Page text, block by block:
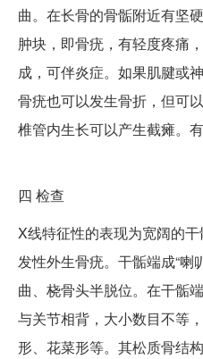
曲。在长骨的骨骺附近有坚
肿块，即骨疣，有轻度疼痛
成，可伴炎症。如果肌腱或
骨疣也可以发生骨折，但可
椎管内生长可以产生截瘫。
四 检查
X线特征性的表现为宽阔的
发性外生骨疣。干骺端成“喇
曲、桡骨头半脱位。在干骺
与关节相背，大小数目不等
形、花菜形等。其松质骨结